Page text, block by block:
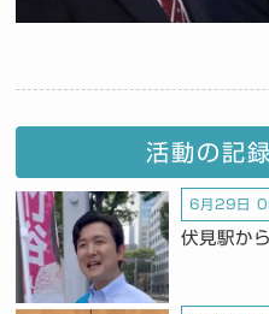
活動の記
6月29日
伏見駅か